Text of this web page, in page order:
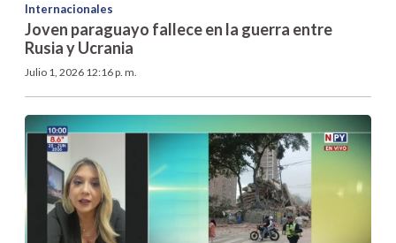
Internacionales
Joven paraguayo fallece en la guerra entre
Rusia y Ucrania
Julio 1, 2026 12:16 p. m.